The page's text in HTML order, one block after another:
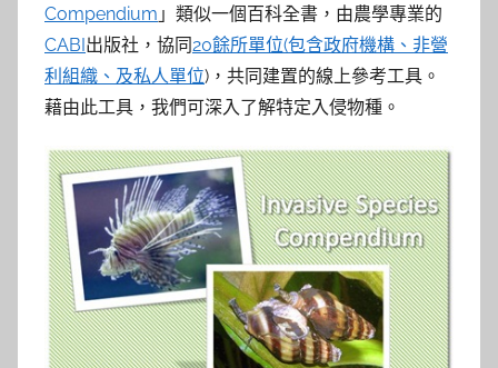
考
服
務
部
落
格
Compendium 」類似一個百科全書，由農學專業的
CABI出版社，協同20餘所單位(包含政府機構、非營
利組織、及私人單位)，共同建置的線上參考工具。
藉由此工具，我們可深入了解特定入侵物種。